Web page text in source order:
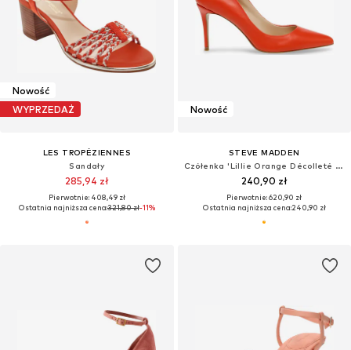
Nowość
WYPRZEDAŻ
LES TROPÉZIENNES
Sandały
285,94 zł
Pierwotnie: 408,49 zł
Ostatnia najniższa cena:321,80 zł-11%
Nowość
STEVE MADDEN
Czółenka 'Lillie Orange Décolleté Shoes'
240,90 zł
Pierwotnie: 620,90 zł
Ostatnia najniższa cena:240,90 zł